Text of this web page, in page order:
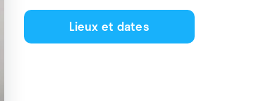
Lieux et dates